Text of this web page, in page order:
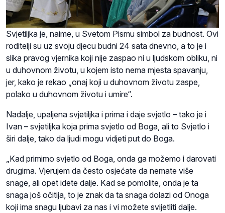
Svjetiljka je, naime, u Svetom Pismu simbol za budnost. Ovi
roditelji su uz svoju djecu budni 24 sata dnevno, a to je i
slika pravog vjernika koji nije zaspao ni u ljudskom obliku, ni
u duhovnom životu, u kojem isto nema mjesta spavanju,
jer, kako je rekao „onaj koji u duhovnom životu zaspe,
polako u duhovnom životu i umire“.
Nadalje, upaljena svjetiljka i prima i daje svjetlo – tako je i
Ivan – svjetiljka koja prima svjetlo od Boga, ali to Svjetlo i
širi dalje, tako da ljudi mogu vidjeti put do Boga.
„Kad primimo svjetlo od Boga, onda ga možemo i darovati
drugima. Vjerujem da često osjećate da nemate više
snage, ali opet idete dalje. Kad se pomolite, onda je ta
snaga još očitija, to je znak da ta snaga dolazi od Onoga
koji ima snagu ljubavi za nas i vi možete svijetliti dalje.